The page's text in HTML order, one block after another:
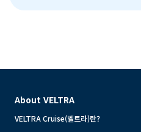
About VELTRA
VELTRA Cruise(벨트라)란?